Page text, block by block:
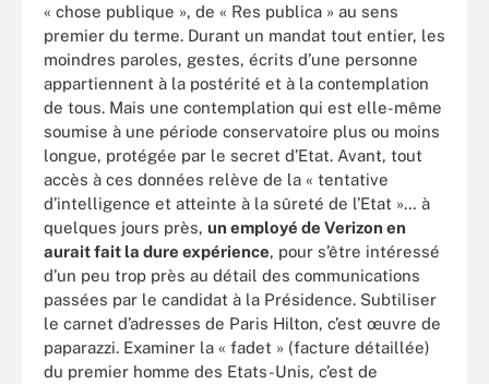
« chose publique », de « Res publica » au sens
premier du terme. Durant un mandat tout entier, les
moindres paroles, gestes, écrits d’une personne
appartiennent à la postérité et à la contemplation
de tous. Mais une contemplation qui est elle-même
soumise à une période conservatoire plus ou moins
longue, protégée par le secret d’Etat. Avant, tout
accès à ces données relève de la « tentative
d’intelligence et atteinte à la sûreté de l’Etat »… à
quelques jours près, un employé de Verizon en
aurait fait la dure expérience, pour s’être intéressé
d’un peu trop près au détail des communications
passées par le candidat à la Présidence. Subtiliser
le carnet d’adresses de Paris Hilton, c’est œuvre de
paparazzi. Examiner la « fadet » (facture détaillée)
du premier homme des Etats-Unis, c’est de